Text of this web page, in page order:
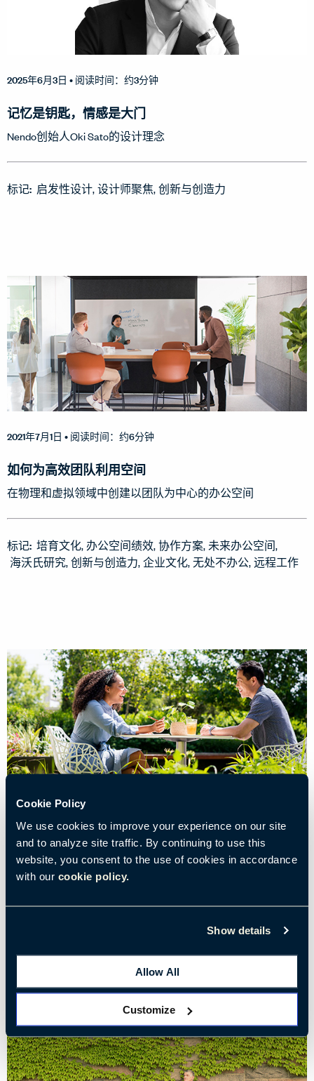
Cookie Policy
We use cookies to improve your experience on our site
and to analyze site traffic. By continuing to use this
website, you consent to the use of cookies in accordance
with our cookie policy.
Show details
Allow All
Customize
2025年6月3日 • 阅读时间：约3分钟
记忆是钥匙，情感是大门
Nendo创始人Oki Sato的设计理念
标记: 启发性设计 设计师聚焦 创新与创造力
2021年7月1日 • 阅读时间：约6分钟
如何为高效团队利用空间
在物理和虚拟领域中创建以团队为中心的办公空间
标记: 培育文化 办公空间绩效 协作方案 未来办公空间
海沃氏研究 创新与创造力 企业文化 无处不办公 远程工作
2021年5月12日• 阅读时间：约4分钟
嘿，各大公司……建造公园吧！
投资自然空间的力量
工作中的身心健康